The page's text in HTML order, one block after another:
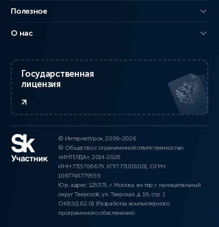
Полезное
О нас
Государственная
лицензия
© ИнтернетУрок, 2009-2026
© Общество с ограниченной ответственностью
«ИНТЕРДА», 2014-2026
ИНН 7715706679, КПП 771001001, ОГРН
1087746779559
Юр. адрес: 125375, г. Москва, вн.тер.г. муниципальный
округ Тверской, ул. Тверская, д. 16, стр. 1
ОКВЭД 62.01 (Разработка компьютерного
программного обеспечения)